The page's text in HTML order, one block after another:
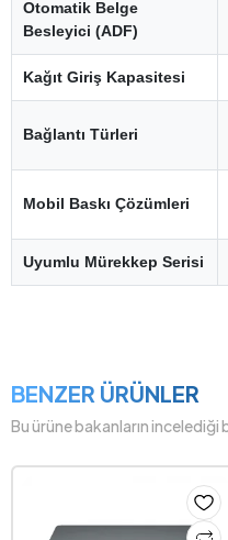
Otomatik Belge
Besleyici (ADF)
Kağıt Giriş Kapasitesi
Bağlantı Türleri
Mobil Baskı Çözümleri
Uyumlu Mürekkep Serisi
BENZER ÜRÜNLER
Bu ürüne bakanların incelediği